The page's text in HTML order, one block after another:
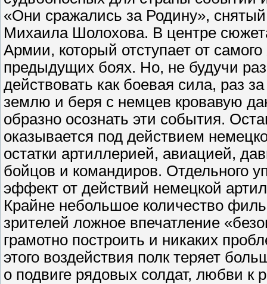
«Они сражались за Родину»,
Михаила Шолохова. В центре
Армии, который отступает от
предыдущих боях. Но, не будучи
действовать как боевая сила, раз
землю и беря с немцев кровавую
образно осознать эти события.
оказывается под действием
остатки артиллерией, авиацией,
бойцов и командиров. Отдельного
эффект от действий немецкой
Крайне небольшое количество
зрителей ложное впечатление
грамотно построить и никаких
этого воздействия полк теряет
о подвиге рядовых солдат, любви